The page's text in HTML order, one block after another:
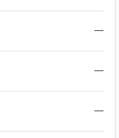
—
—
—